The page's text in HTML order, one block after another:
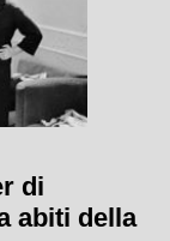
di
abiti della